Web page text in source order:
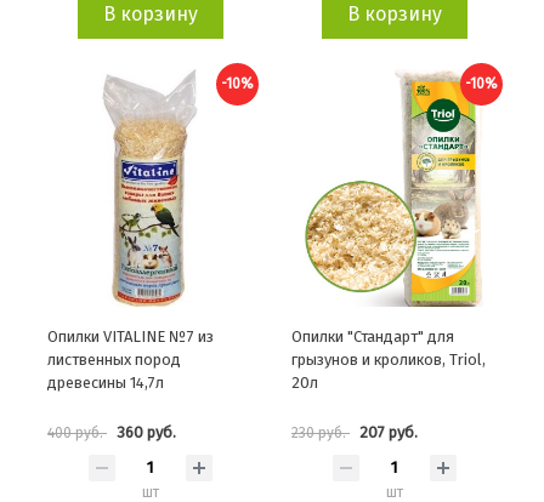
В корзину В корзину
-10%
Опилки VITALINE №7 из
лиственных пород
древесины 14,7л
400 руб. 360 руб.
шт
-10%
Опилки "Стандарт" для
грызунов и кроликов, Triol,
20л
230 руб. 207 руб.
шт